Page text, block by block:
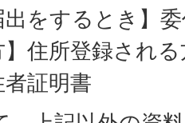
出をするとき】
】住所登録され
証明書